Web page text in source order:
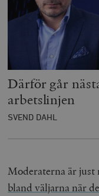
Därför går
arbetslinjen
SVEND DAHL
Moderaterna är
bland väljarna när